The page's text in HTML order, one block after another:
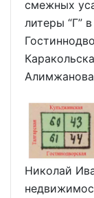
смежных
литеры “Г”
Алимжанова
Николай